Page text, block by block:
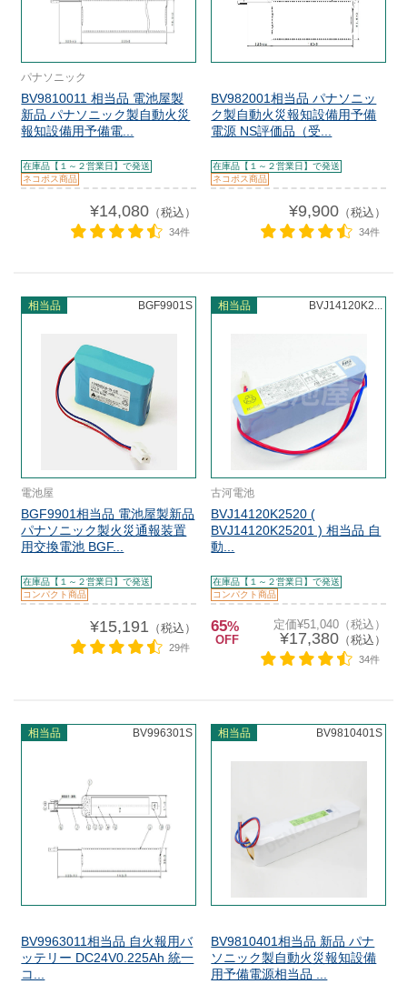
パナソニック
BV9810011 相当品 電池屋製
新品 パナソニック製自動火災
報知設備用予備電...
在庫品【１～２営業日】で発送
ネコポス商品
¥14,080（税込）
34件
BV982001相当品 パナソニッ
ク製自動火災報知設備用予備
電源 NS評価品（受...
在庫品【１～２営業日】で発送
ネコポス商品
¥9,900（税込）
34件
相当品 BGF9901S
電池屋
BGF9901相当品 電池屋製新品
パナソニック製火災通報装置
用交換電池 BGF...
在庫品【１～２営業日】で発送
コンパクト商品
¥15,191 （税込）
29件
相当品 BVJ14120K2...
古河電池
BVJ14120K2520 (
BVJ14120K25201 ) 相当品 自
動...
在庫品【１～２営業日】で発送
コンパクト商品
65%
OFF
定価¥51,040（税込）
¥17,380（税込）
34件
相当品 BV996301S
BV9963011相当品 自火報用バ
ッテリー DC24V0.225Ah 統一
コ...
相当品 BV9810401S
BV9810401相当品 新品 パナ
ソニック製自動火災報知設備
用予備電源相当品 ...